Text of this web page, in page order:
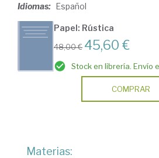
Idiomas: Español
Papel: Rústica
48,00 € 45,60 €
Stock en librería. Envío
COMPRAR
Materias: